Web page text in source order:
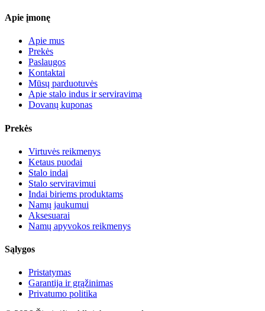
Apie įmonę
Apie mus
Prekės
Paslaugos
Kontaktai
Mūsų parduotuvės
Apie stalo indus ir serviravimą
Dovanų kuponas
Prekės
Virtuvės reikmenys
Ketaus puodai
Stalo indai
Stalo serviravimui
Indai biriems produktams
Namų jaukumui
Aksesuarai
Namų apyvokos reikmenys
Sąlygos
Pristatymas
Garantija ir grąžinimas
Privatumo politika